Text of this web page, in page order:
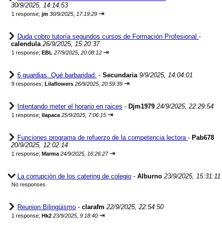
30/9/2025, 14:14:53
1 response; jm 30/9/2025, 17:19:29 ⇥
Duda cobro tutoría segundos cursos de Formación Profesional -
calendula 26/9/2025, 15:20:37
1 response; EBL 27/9/2025, 20:08:12 ⇥
6 guardias. Qué barbaridad. - Secundaria 9/9/2025, 14:04:01
9 responses; Lilaflowers 26/9/2025, 20:59:39 ⇥
Intentando meter el horario en raices - Djm1979 24/9/2025, 22:29:54
1 response; ilapaca 25/9/2025, 7:06:15 ⇥
Funciones programa de refuerzo de la competencia lectora - Pab678
20/9/2025, 12:02:14
1 response; Marma 24/9/2025, 16:26:27 ⇥
La corrupción de los catering de colegio - Alburno 23/9/2025, 15:31:11
No responses
Reunion Bilingüismo - clarafm 22/9/2025, 22:54:50
1 response; Hk2 23/9/2025, 9:18:40 ⇥